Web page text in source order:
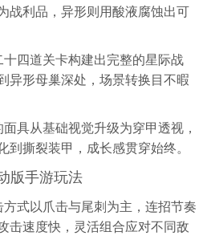
战利品，异形则用酸液腐蚀出可
四道关卡构建出完整的星际战
异形母巢深处，场景转换目不暇
具从基础视觉升级为穿甲透视，
到撕裂装甲，成长感贯穿始终。
版手游玩法
式以爪击与尾刺为主，连招节奏
击速度快，灵活组合应对不同敌